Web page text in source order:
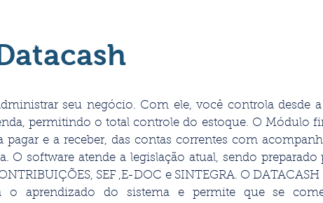
EQUIPAMENTOS SERVIÇOS
seu negócio. Com ele, você controla desde
permitindo o total controle do estoque. O Módulo
e a receber, das contas correntes com
O software atende a legislação atual, sendo preparado
SEF ,E-DOC e SINTEGRA. O
o aprendizado do sistema e permite que se